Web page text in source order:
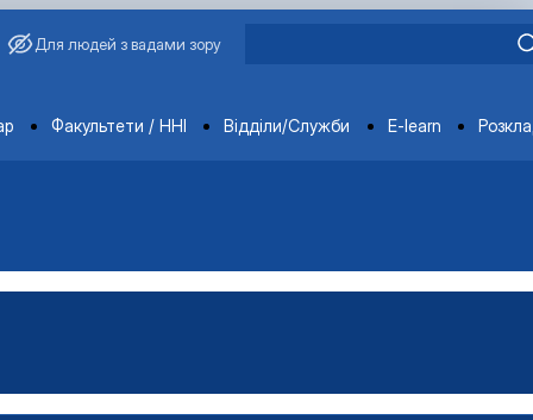
Для людей з вадами зору
Факультети / ННІ Відділи/Служби E-learn